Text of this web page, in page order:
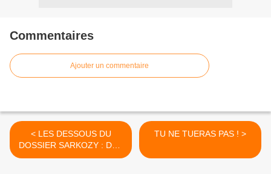
Commentaires
Ajouter un commentaire
< LES DESSOUS DU
DOSSIER SARKOZY : DES
INTERMÉDIAIRES ET DES
TU NE TUERAS PAS ! >